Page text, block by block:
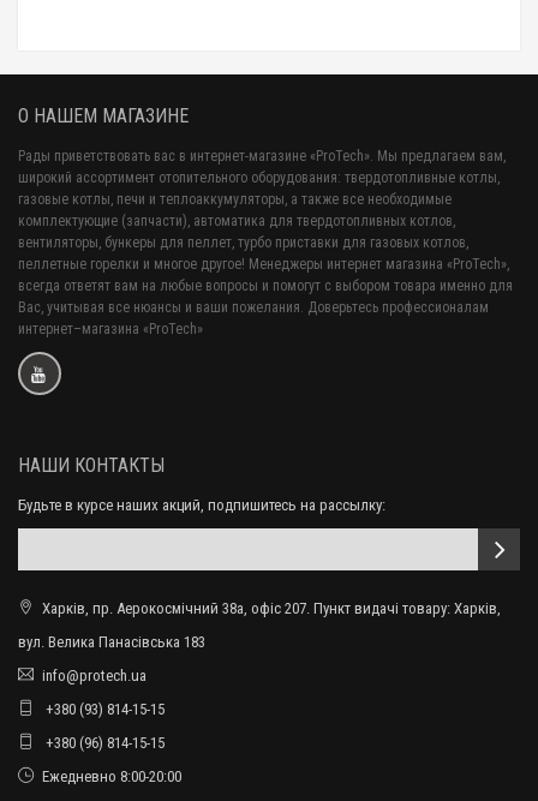
О НАШЕМ МАГАЗИНЕ
Рады приветствовать вас в интернет-магазине «ProTech». Мы предлагаем вам,
широкий ассортимент отопительного оборудования: твердотопливные котлы,
газовые котлы, печи и теплоаккумуляторы, а также все необходимые
комплектующие (запчасти), автоматика для твердотопливных котлов,
вентиляторы, бункеры для пеллет, турбо приставки для газовых котлов,
пеллетные горелки и многое другое! Менеджеры интернет магазина «ProTech»,
всегда ответят вам на любые вопросы и помогут с выбором товара именно для
Вас, учитывая все нюансы и ваши пожелания. Доверьтесь профессионалам
интернет–магазина «ProTech»
НАШИ КОНТАКТЫ
Будьте в курсе наших акций, подпишитесь на рассылку:
Харків, пр. Аерокосмічний 38а, офіс 207. Пункт видачі товару: Харків,
вул. Велика Панасівська 183
info@protech.ua
+380 (93) 814-15-15
+380 (96) 814-15-15
Ежедневно 8:00-20:00